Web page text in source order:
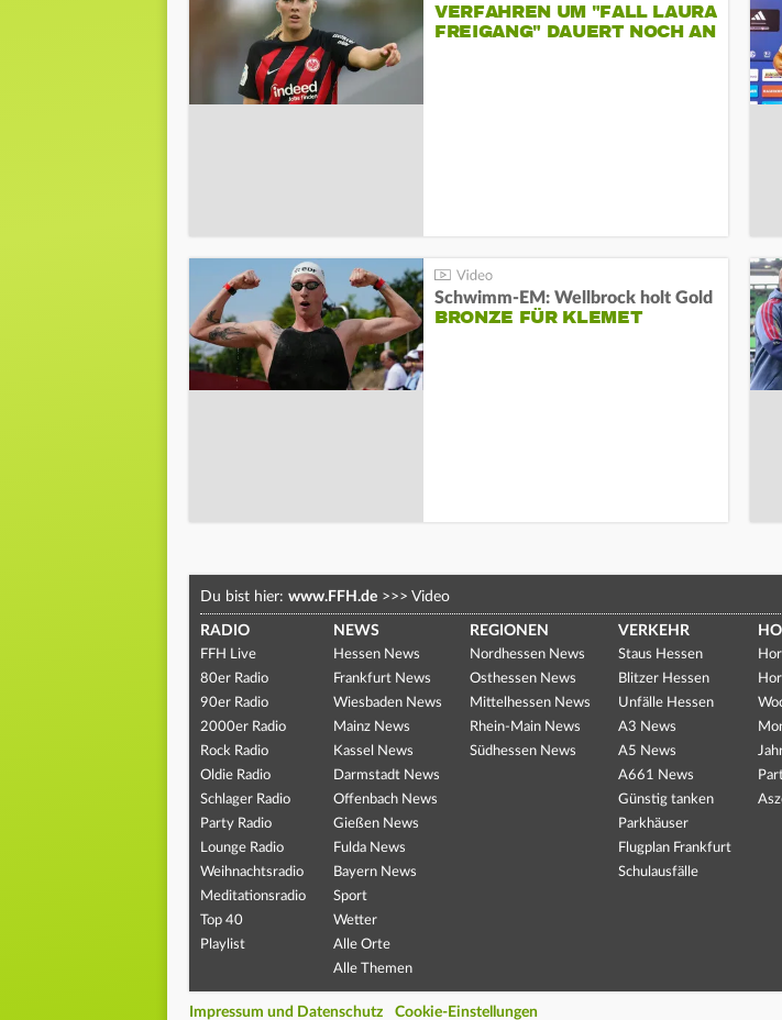
VERFAHREN UM "FALL LAURA
FREIGANG" DAUERT NOCH AN
Schwimm-EM: Wellbrock holt Gold
BRONZE FÜR KLEMET
Du bist hier: www.FFH.de >>> Video
RADIO
FFH Live
80er Radio
90er Radio
2000er Radio
Rock Radio
Oldie Radio
Schlager Radio
Party Radio
Lounge Radio
Weihnachtsradio
Meditationsradio
Top 40
Playlist
NEWS
Hessen News
Frankfurt News
Wiesbaden News
Mainz News
Kassel News
Darmstadt News
Offenbach News
Gießen News
Fulda News
Bayern News
Sport
Wetter
Alle Orte
Alle Themen
REGIONEN
Nordhessen News
Osthessen News
Mittelhessen News
Rhein-Main News
Südhessen News
VERKEHR
Staus Hessen
Blitzer Hessen
Unfälle Hessen
A3 News
A5 News
A661 News
Günstig tanken
Parkhäuser
Flugplan Frankfurt
Schulausfälle
Impressum und Datenschutz Cookie-Einstellungen